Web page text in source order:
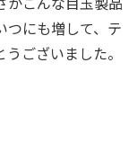
つにも増して、テ
ございました。